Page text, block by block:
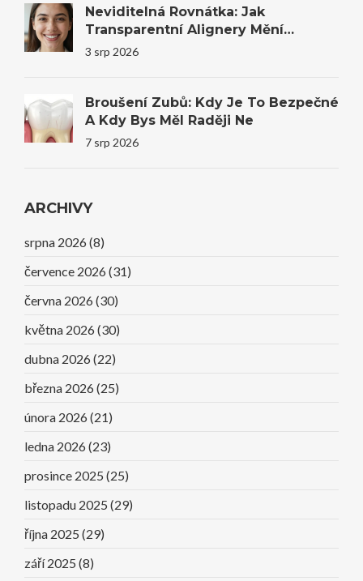
Neviditelná Rovnátka: Jak
Transparentní Alignery Mění
Úsměvy I Sebevědomí
3 srp 2026
Broušení Zubů: Kdy Je To Bezpečné
A Kdy Bys Měl Raději Ne
7 srp 2026
ARCHIVY
srpna 2026 (8)
července 2026 (31)
června 2026 (30)
května 2026 (30)
dubna 2026 (22)
března 2026 (25)
února 2026 (21)
ledna 2026 (23)
prosince 2025 (25)
listopadu 2025 (29)
října 2025 (29)
září 2025 (8)